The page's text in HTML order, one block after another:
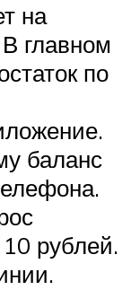
на
главном
по
баланс
рублей.